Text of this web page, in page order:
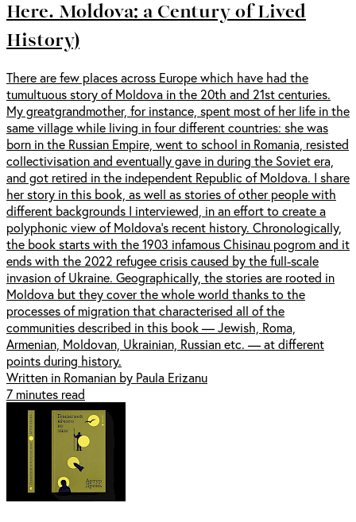
Here. Moldova: a Century of Lived
History)
There are few places across Europe which have had the
tumultuous story of Moldova in the 20th and 21st centuries.
My greatgrandmother, for instance, spent most of her life in the
same village while living in four different countries: she was
born in the Russian Empire, went to school in Romania, resisted
collectivisation and eventually gave in during the Soviet era,
and got retired in the independent Republic of Moldova. I share
her story in this book, as well as stories of other people with
different backgrounds I interviewed, in an effort to create a
polyphonic view of Moldova’s recent history. Chronologically,
the book starts with the 1903 infamous Chisinau pogrom and it
ends with the 2022 refugee crisis caused by the full-scale
invasion of Ukraine. Geographically, the stories are rooted in
Moldova but they cover the whole world thanks to the
processes of migration that characterised all of the
communities described in this book — Jewish, Roma,
Armenian, Moldovan, Ukrainian, Russian etc. — at different
points during history.
Written in Romanian by Paula Erizanu
7 minutes read